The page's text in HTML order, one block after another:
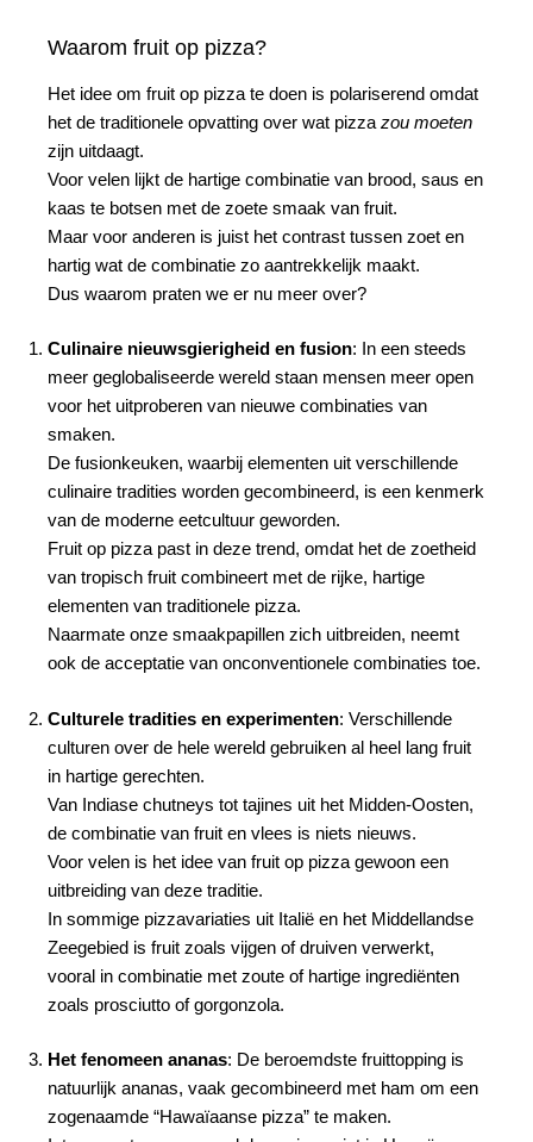
Waarom fruit op pizza?
Het idee om fruit op pizza te doen is polariserend omdat
het de traditionele opvatting over wat pizza zou moeten
zijn uitdaagt.
Voor velen lijkt de hartige combinatie van brood, saus en
kaas te botsen met de zoete smaak van fruit.
Maar voor anderen is juist het contrast tussen zoet en
hartig wat de combinatie zo aantrekkelijk maakt.
Dus waarom praten we er nu meer over?
Culinaire nieuwsgierigheid en fusion: In een steeds
meer geglobaliseerde wereld staan mensen meer open
voor het uitproberen van nieuwe combinaties van
smaken.
De fusionkeuken, waarbij elementen uit verschillende
culinaire tradities worden gecombineerd, is een kenmerk
van de moderne eetcultuur geworden.
Fruit op pizza past in deze trend, omdat het de zoetheid
van tropisch fruit combineert met de rijke, hartige
elementen van traditionele pizza.
Naarmate onze smaakpapillen zich uitbreiden, neemt
ook de acceptatie van onconventionele combinaties toe.
Culturele tradities en experimenten: Verschillende
culturen over de hele wereld gebruiken al heel lang fruit
in hartige gerechten.
Van Indiase chutneys tot tajines uit het Midden-Oosten,
de combinatie van fruit en vlees is niets nieuws.
Voor velen is het idee van fruit op pizza gewoon een
uitbreiding van deze traditie.
In sommige pizzavariaties uit Italië en het Middellandse
Zeegebied is fruit zoals vijgen of druiven verwerkt,
vooral in combinatie met zoute of hartige ingrediënten
zoals prosciutto of gorgonzola.
Het fenomeen ananas: De beroemdste fruittopping is
natuurlijk ananas, vaak gecombineerd met ham om een
zogenaamde “Hawaïaanse pizza” te maken.